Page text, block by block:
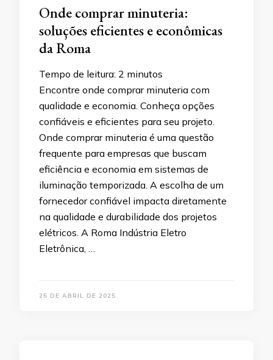
Onde comprar minuteria:
soluções eficientes e econômicas
da Roma
Tempo de leitura: 2 minutos
Encontre onde comprar minuteria com
qualidade e economia. Conheça opções
confiáveis e eficientes para seu projeto.​
Onde comprar minuteria é uma questão
frequente para empresas que buscam
eficiência e economia em sistemas de
iluminação temporizada. A escolha de um
fornecedor confiável impacta diretamente
na qualidade e durabilidade dos projetos
elétricos.​ A Roma Indústria Eletro
Eletrônica, …
25 DE ABRIL DE 2025